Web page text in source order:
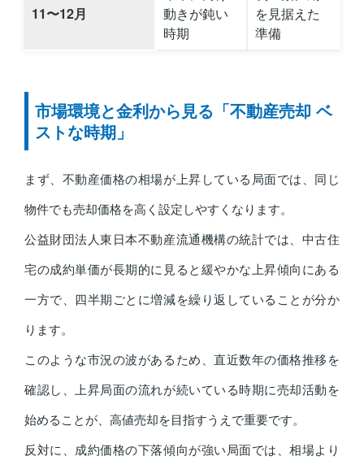
11〜12月
動きが鈍い
時期
を見据えた
準備
市場環境と金利から見る「不動産売却 ベ
ストな時期」
まず、不動産価格の相場が上昇している局面では、同じ
物件でも売却価格を高く設定しやすくなります。
公益財団法人東日本不動産流通機構の統計では、中古住
宅の成約単価が長期的に見ると緩やかな上昇傾向にある
一方で、四半期ごとに増減を繰り返していることが分か
ります。
このような市況の波があるため、直近数年の価格推移を
確認し、上昇局面の流れが続いている時期に売却活動を
始めることが、高値売却を目指すうえで重要です。
反対に、成約価格の下落傾向が強い局面では、相場より